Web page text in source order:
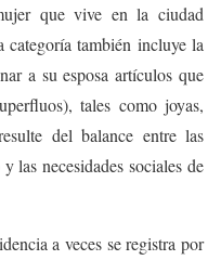
que vive en la ciudad
también incluye la
a su esposa artículos que
tales como joyas,
del balance entre las
las necesidades sociales de
a veces se registra por